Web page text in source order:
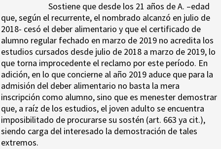
Sostiene que desde los 21 años de A. –edad
que, según el recurrente, el nombrado alcanzó en julio de
2018- cesó el deber alimentario y que el certificado de
alumno regular fechado en marzo de 2019 no acredita los
estudios cursados desde julio de 2018 a marzo de 2019, lo
que torna improcedente el reclamo por este período. En
adición, en lo que concierne al año 2019 aduce que para la
admisión del deber alimentario no basta la mera
inscripción como alumno, sino que es menester demostrar
que, a raíz de los estudios, el joven adulto se encuentra
imposibilitado de procurarse su sostén (art. 663 ya cit.),
siendo carga del interesado la demostración de tales
extremos.